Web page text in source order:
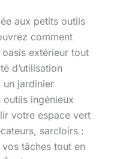
aux petits outils
comment
extérieur tout
d’utilisation
un jardinier
ingénieux
votre espace vert
sarcloirs :
tâches tout en